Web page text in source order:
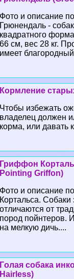
Фото и описание
Грюнендаль -
квадратного
66 см, вес 28 кг.
имеет
Кормление
Чтобы избежать
владелец должен
корма, или давать
Гриффон
Pointing Griffon)
Фото и описание
Кортальса.
отличаются от
пород пойнтеров.
на мелкую дичь....
Гoлая собака
Hairless)